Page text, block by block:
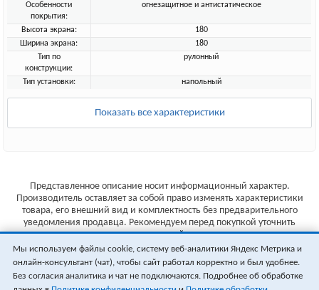
Особенности
покрытия:
огнезащитное и антистатическое
Высота экрана:
180
Ширина экрана:
180
Тип по
конструкции:
рулонный
Тип установки: напольный
Показать все характеристики
Представленное описание носит информационный характер.
Производитель оставляет за собой право изменять характеристики
товара, его внешний вид и комплектность без предварительного
уведомления продавца. Рекомендуем перед покупкой уточнить
характеристики товара на сайте производителя.
Указанные цены не являются публичной офертой (ст.435 ГК РФ).
Стоимость и наличие товара уточняйте у менеджера.
Мы используем файлы cookie, систему веб-аналитики Яндекс Метрика и
онлайн-консультант (чат), чтобы сайт работал корректно и был удобнее.
Без согласия аналитика и чат не подключаются. Подробнее об обработке